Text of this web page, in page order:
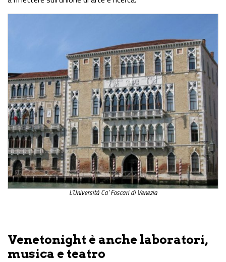
L’Università Ca’ Foscari di Venezia
Venetonight è anche laboratori,
musica e teatro